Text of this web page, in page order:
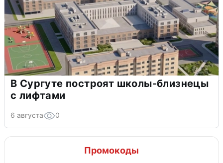
В Сургуте построят школы-близнецы
с лифтами
6 августа 0
Промокоды